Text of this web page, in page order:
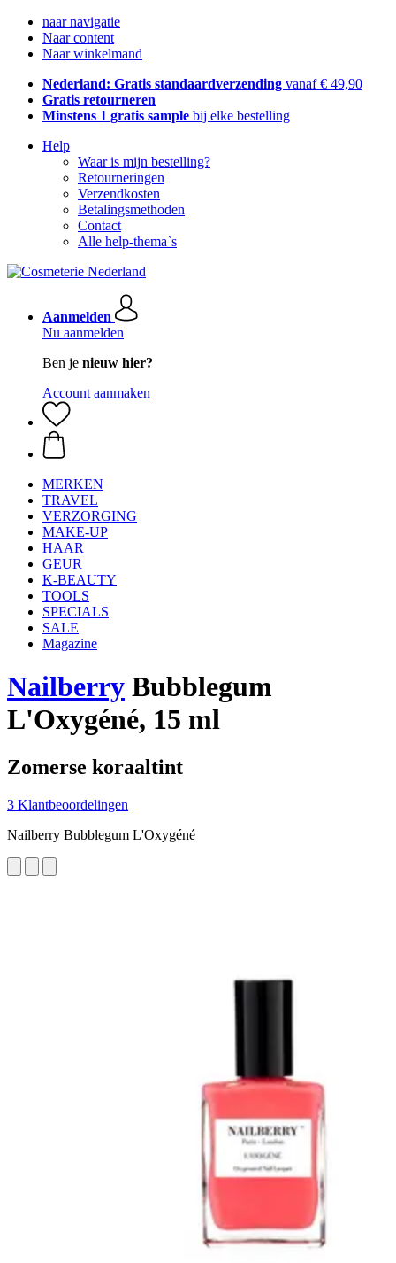
naar navigatie
Naar content
Naar winkelmand
Nederland: Gratis standaardverzending vanaf € 49,90
Gratis retourneren
Minstens 1 gratis sample bij elke bestelling
Help
Waar is mijn bestelling?
Retourneringen
Verzendkosten
Betalingsmethoden
Contact
Alle help-thema`s
Aanmelden
Nu aanmelden
Ben je nieuw hier?
Account aanmaken
MERKEN
TRAVEL
VERZORGING
MAKE-UP
HAAR
GEUR
K-BEAUTY
TOOLS
SPECIALS
SALE
Magazine
Nailberry Bubblegum
L'Oxygéné, 15 ml
Zomerse koraaltint
3 Klantbeoordelingen
Nailberry Bubblegum L'Oxygéné